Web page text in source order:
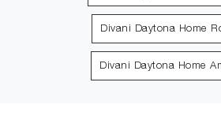
Divani Daytona Home
Divani Daytona Home